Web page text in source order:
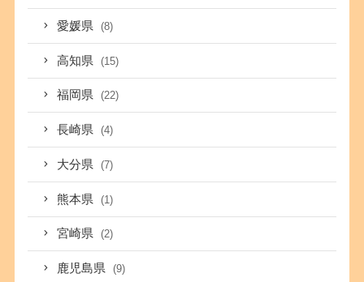
愛媛県 (8)
高知県 (15)
福岡県 (22)
長崎県 (4)
大分県 (7)
熊本県 (1)
宮崎県 (2)
鹿児島県 (9)